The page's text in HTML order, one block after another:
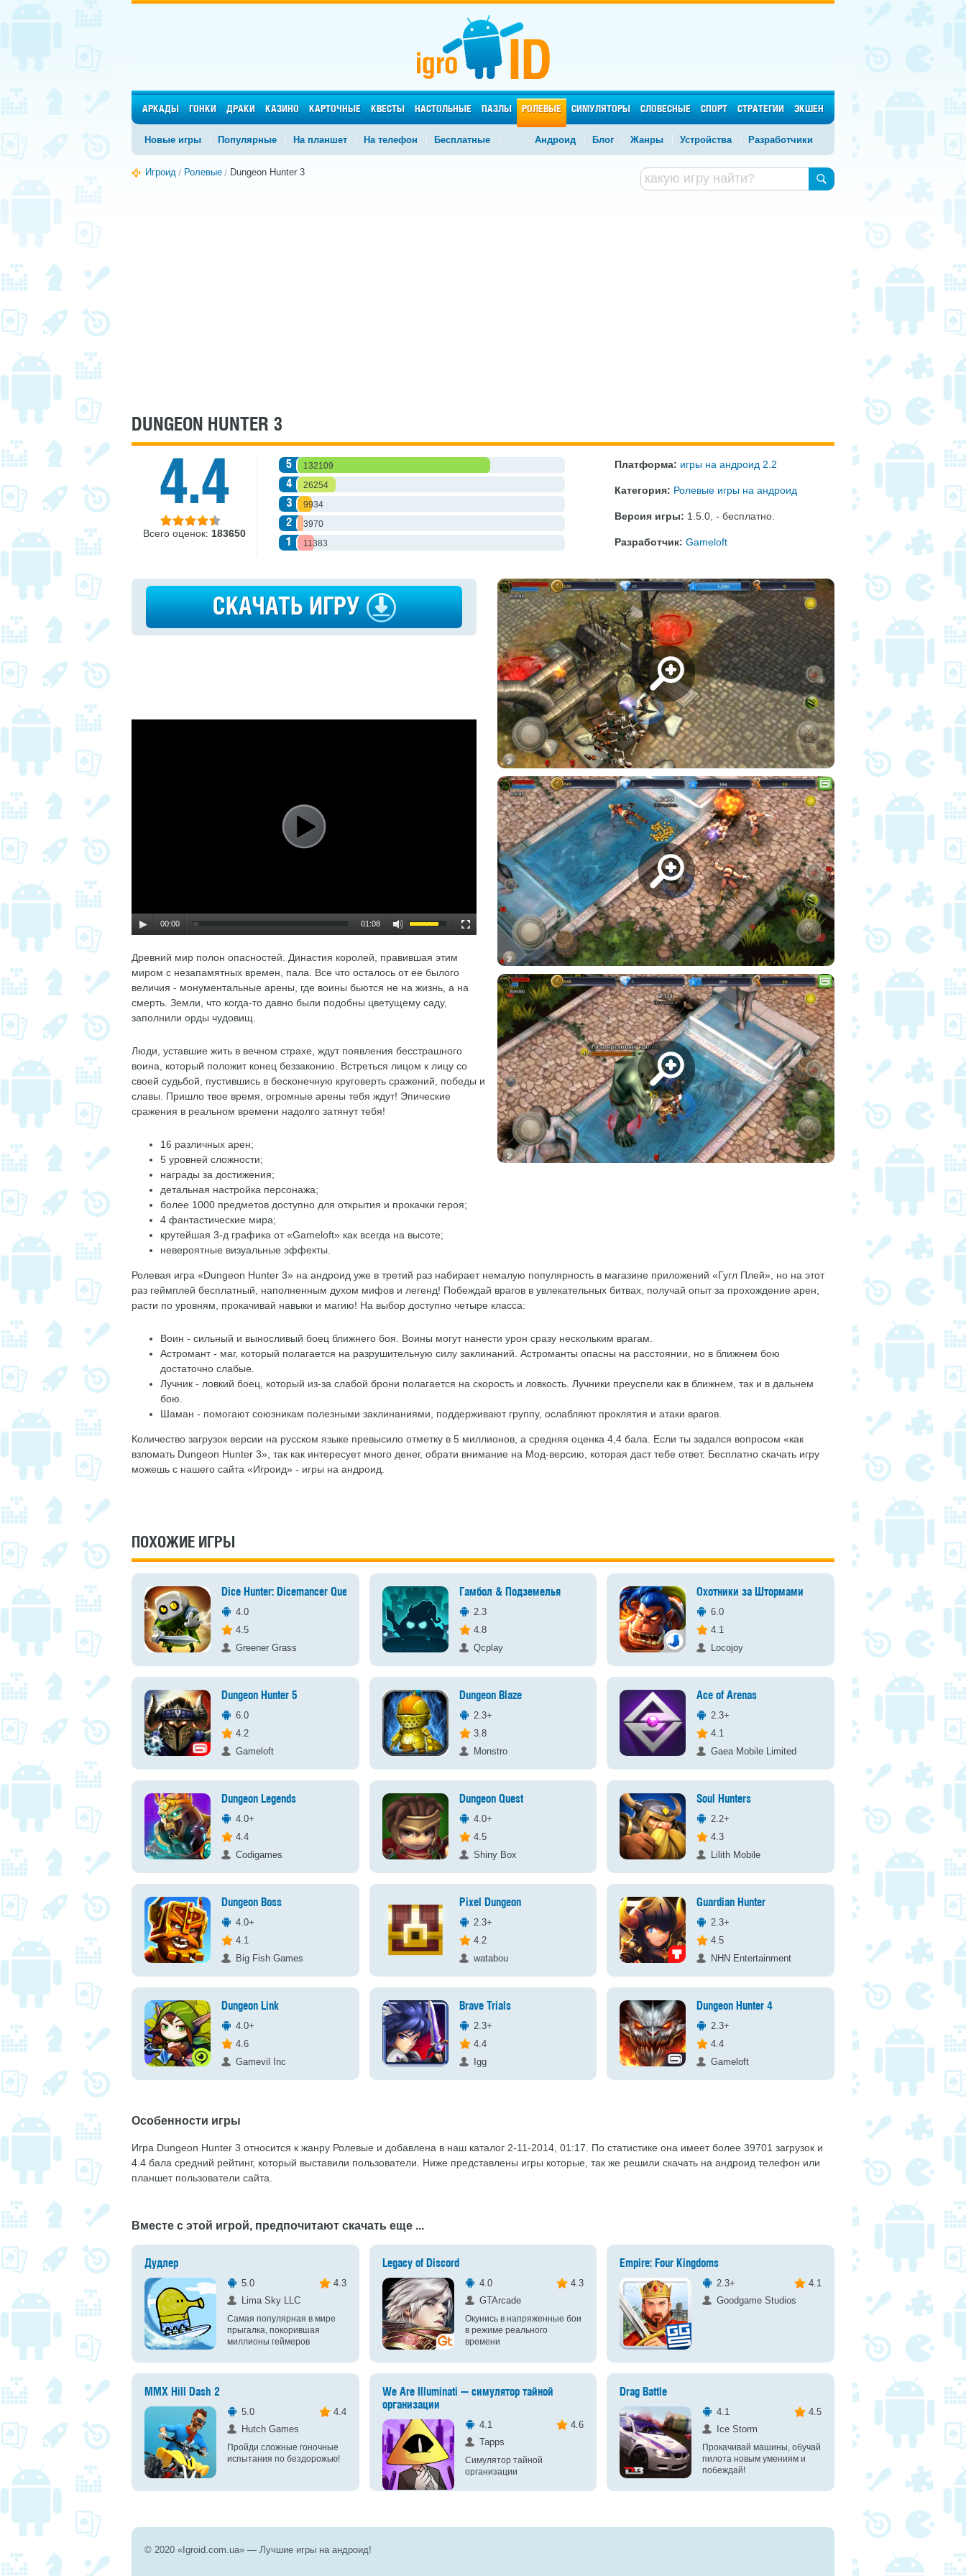
АРКАДЫ ГОНКИ ДРАКИ КАЗИНО КАРТОЧНЫЕ КВЕСТЫ НАСТОЛЬНЫЕ ПАЗЛЫ РОЛЕВЫЕ СИМУЛЯТОРЫ СЛОВЕСНЫЕ СПОРТ СТРАТЕГИИ ЭКШЕН
Новые игры Популярные На планшет На телефон Бесплатные Андроид Блог Жанры Устройства Разработчики
Игроид Ролевые Dungeon Hunter 3
DUNGEON HUNTER 3
4.4
Всего оценок: 183650
5 132109
4 26254
3 9934
2 3970
1 11383
Платформа: игры на андроид 2.2
Категория: Ролевые игры на андроид
Версия игры: 1.5.0 - бесплатно
Разработчик: Gameloft
СКАЧАТЬ ИГРУ
00:00 01:08
Древний мир полон опасностей. Династия королей, правившая этим
миром с незапамятных времен, пала. Все что осталось от ее былого
величия - монументальные арены, где воины бьются не на жизнь, а на
смерть. Земли, что когда-то давно были подобны цветущему саду,
заполнили орды чудовищ.
Люди, уставшие жить в вечном страхе, ждут появления бесстрашного
воина, который положит конец беззаконию. Встреться лицом к лицу со
своей судьбой, пустившись в бесконечную круговерть сражений, победы и
славы. Пришло твое время, огромные арены тебя ждут! Эпические
сражения в реальном времени надолго затянут тебя!
16 различных арен;
5 уровней сложности;
награды за достижения;
детальная настройка персонажа;
более 1000 предметов доступно для открытия и прокачки героя;
4 фантастические мира;
крутейшая 3-д графика от «Gameloft» как всегда на высоте;
невероятные визуальные эффекты.
Ролевая игра «Dungeon Hunter 3» на андроид уже в третий раз набирает немалую популярность в магазине приложений «Гугл Плей», но на этот
раз геймплей бесплатный, наполненным духом мифов и легенд! Побеждай врагов в увлекательных битвах, получай опыт за прохождение арен,
расти по уровням, прокачивай навыки и магию! На выбор доступно четыре класса:
Воин - сильный и выносливый боец ближнего боя. Воины могут нанести урон сразу нескольким врагам.
Астромант - маг, который полагается на разрушительную силу заклинаний. Астроманты опасны на расстоянии, но в ближнем бою
достаточно слабые.
Лучник - ловкий боец, который из-за слабой брони полагается на скорость и ловкость. Лучники преуспели как в ближнем, так и в дальнем
бою.
Шаман - помогают союзникам полезными заклинаниями, поддерживают группу, ослабляют проклятия и атаки врагов.
Количество загрузок версии на русском языке превысило отметку в 5 миллионов, а средняя оценка 4,4 бала. Если ты задался вопросом «как
взломать Dungeon Hunter 3», так как интересует много денег, обрати внимание на Мод-версию, которая даст тебе ответ. Бесплатно скачать игру
можешь с нашего сайта «Игроид» - игры на андроид.
ПОХОЖИЕ ИГРЫ
Dice Hunter: Dicemancer Quest
4.0
4.5
Greener Grass
Гамбол & Подземелья
2.3
4.8
Qcplay
Охотники за Штормами
6.0
4.1
Locojoy
Dungeon Hunter 5
6.0
4.2
Gameloft
Dungeon Blaze
2.3+
3.8
Monstro
Ace of Arenas
2.3+
4.1
Gaea Mobile Limited
Dungeon Legends
4.0+
4.4
Codigames
Dungeon Quest
4.0+
4.5
Shiny Box
Soul Hunters
2.2+
4.3
Lilith Mobile
Dungeon Boss
4.0+
4.1
Big Fish Games
Pixel Dungeon
2.3+
4.2
watabou
Guardian Hunter
2.3+
4.5
NHN Entertainment
Dungeon Link
4.0+
4.6
Gamevil Inc
Brave Trials
2.3+
4.4
Igg
Dungeon Hunter 4
2.3+
4.4
Gameloft
Особенности игры
Игра Dungeon Hunter 3 относится к жанру Ролевые и добавлена в наш каталог 2-11-2014, 01:17. По статистике она имеет более 39701 загрузок и
4.4 бала средний рейтинг, который выставили пользователи. Ниже представлены игры которые, так же решили скачать на андроид телефон или
планшет пользователи сайта.
Вместе с этой игрой, предпочитают скачать еще ...
Дудлер
5.0
4.3
Lima Sky LLC
Самая популярная в мире
прыгалка, покорившая
миллионы геймеров
Legacy of Discord
4.0
4.3
GTArcade
Окунись в напряженные бои
в режиме реального
времени
Empire: Four Kingdoms
2.3+
4.1
Goodgame Studios
MMX Hill Dash 2
5.0
4.4
Hutch Games
Пройди сложные гоночные
испытания по бездорожью!
We Are Illuminati — симулятор тайной
организации
4.1
4.6
Tapps
Симулятор тайной
организации
Drag Battle
4.1
4.5
Ice Storm
Прокачивай машины, обучай
пилота новым умениям и
побеждай!
© 2020 «Igroid.com.ua» — Лучшие игры на андроид!